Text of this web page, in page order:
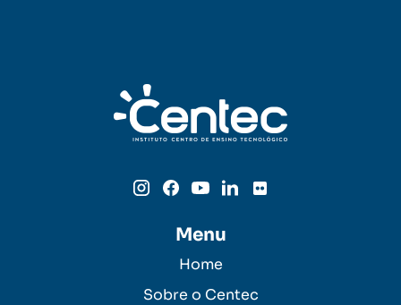
Menu
Home
Sobre o Centec